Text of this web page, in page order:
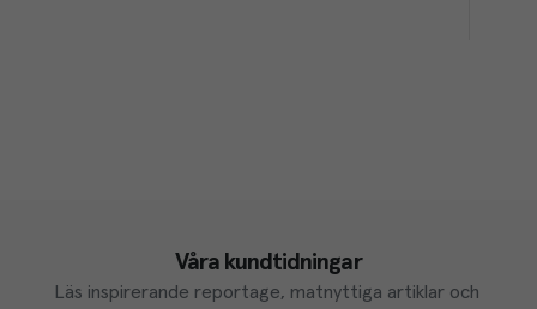
Våra kundtidningar
Läs inspirerande reportage, matnyttiga artiklar och